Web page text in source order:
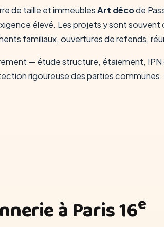
de taille et immeublesArt décode
élevé. Les projets y sont
familiaux, ouvertures de refends,
— étude structure, étaiement, IPN
rigoureuse des parties
à Paris 16e